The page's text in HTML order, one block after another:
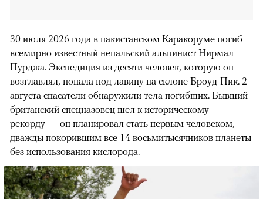
30 июля 2026 года в пакистанском Каракоруме погиб
всемирно известный непальский альпинист Нирмал
Пурджа. Экспедиция из десяти человек, которую он
возглавлял, попала под лавину на склоне Броуд-Пик. 2
августа спасатели обнаружили тела погибших. Бывший
британский спецназовец шел к историческому
рекорду — он планировал стать первым человеком,
дважды покорившим все 14 восьмитысячников планеты
без использования кислорода.